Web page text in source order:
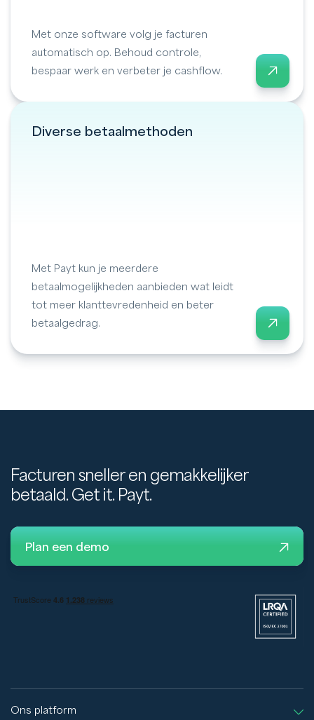
Met onze software volg je facturen
automatisch op. Behoud controle,
bespaar werk en verbeter je cashflow.
Diverse betaalmethoden
Met Payt kun je meerdere
betaalmogelijkheden aanbieden wat leidt
tot meer klanttevredenheid en beter
betaalgedrag.
Facturen sneller en gemakkelijker
betaald. Get it. Payt.
Plan een demo
Ons platform